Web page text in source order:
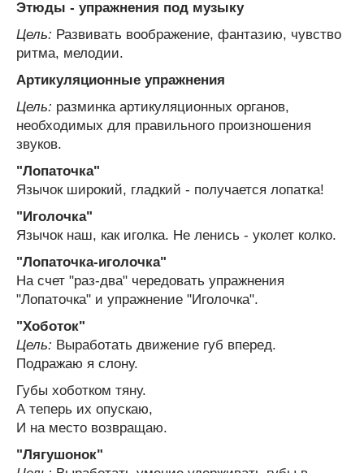
Этюды - упражнения под музыку
Цель: Развивать воображение, фантазию, чувство
ритма, мелодии.
Артикуляционные упражнения
Цель: разминка артикуляционных органов,
необходимых для правильного произношения
звуков.
"Лопаточка"
Язычок широкий, гладкий - получается лопатка!
"Иголочка"
Язычок наш, как иголка. Не ленись - уколет колко.
"Лопаточка-иголочка"
На счет "раз-два" чередовать упражнения
"Лопаточка" и упражнение "Иголочка".
"Хоботок"
Цель: Выработать движение губ вперед.
Подражаю я слону.
Губы хоботком тяну.
А теперь их опускаю,
И на место возвращаю.
"Лягушонок"